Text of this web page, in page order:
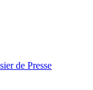
de Presse